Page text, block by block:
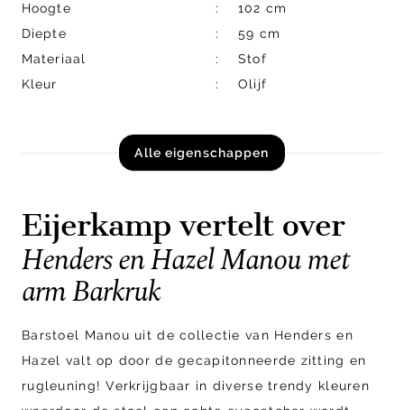
Hoogte
102 cm
Diepte
59 cm
Materiaal
Stof
Kleur
Olijf
Alle eigenschappen
Eijerkamp vertelt over
Henders en Hazel Manou met
arm Barkruk
Barstoel Manou uit de collectie van Henders en
Hazel valt op door de gecapitonneerde zitting en
rugleuning! Verkrijgbaar in diverse trendy kleuren